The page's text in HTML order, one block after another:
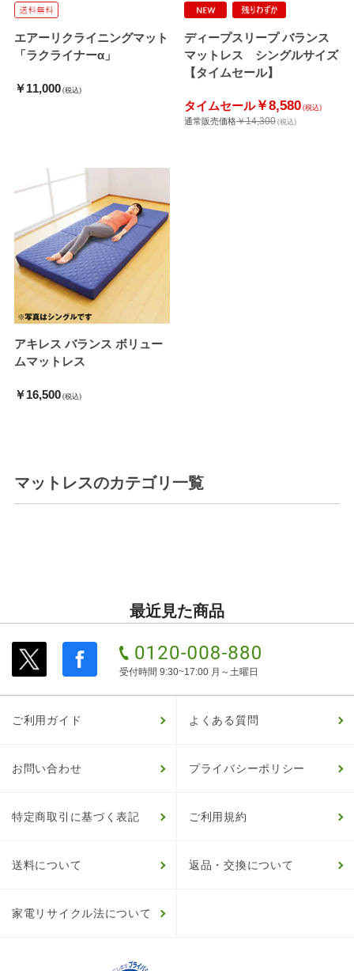
エアーリクライニングマット
「ラクライナーα」
￥11,000 (税込)
ディープスリープ バランス
マットレス シングルサイズ
【タイムセール】
タイムセール￥8,580 (税込)
通常販売価格￥14,300 (税込)
アキレス バランス ボリュー
ムマットレス
￥16,500 (税込)
マットレスのカテゴリ一覧
最近見た商品
受付時間 9:30~17:00 月～土曜日
ご利用ガイド よくある質問
お問い合わせ プライバシーポリシー
特定商取引に基づく表記 ご利用規約
送料について 返品・交換について
家電リサイクル法について